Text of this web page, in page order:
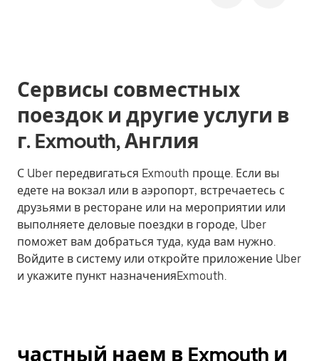
Сервисы совместных
поездок и другие услуги в
г. Exmouth, Англия
С Uber передвигаться Exmouth проще. Если вы
едете на вокзал или в аэропорт, встречаетесь с
друзьями в ресторане или на мероприятии или
выполняете деловые поездки в городе, Uber
поможет вам добраться туда, куда вам нужно.
Войдите в систему или откройте приложение Uber
и укажите пункт назначенияExmouth.
частный наем в Exmouth и